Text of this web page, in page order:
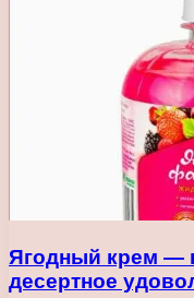
Ягодный крем —
десертное